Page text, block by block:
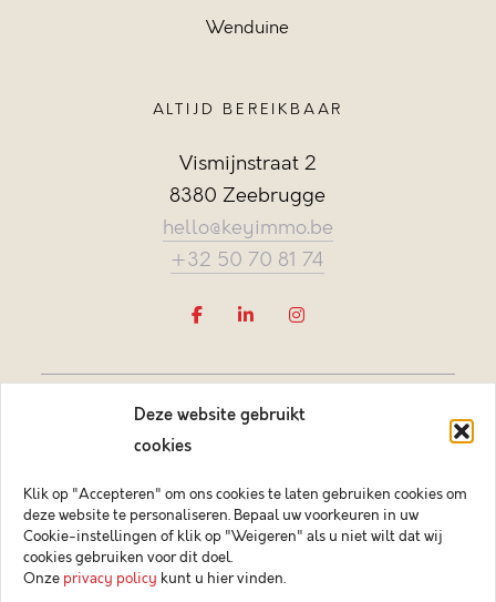
Deze website gebruikt
cookies
Klik op "Accepteren" om ons cookies te laten gebruiken cookies om
deze website te personaliseren. Bepaal uw voorkeuren in uw
Cookie-instellingen of klik op "Weigeren" als u niet wilt dat wij
cookies gebruiken voor dit doel.
Onze privacy policy kunt u hier vinden.
Wenduine
ALTIJD BEREIKBAAR
Vismijnstraat 2
8380 Zeebrugge
hello@keyimmo.be
+32 50 70 81 74
Vastgoedmakelaar-bemiddelaar BIV België BIV 505084
Ondernemingsnummer BTW-BE 0878.744.081 BA &
borgstelling via NV AXA Belgium (polisnr. 730.390.160)